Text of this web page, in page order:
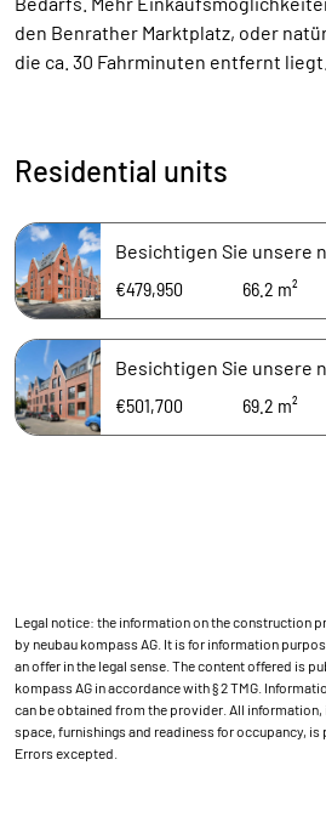
den Benrather Marktplatz, oder
die ca. 30 Fahrminuten entfernt liegt.
Residential units
€479,950
66.2 m²
€501,700
69.2 m²
Legal notice: the information on the construction
by neubau kompass AG. It is for information
an offer in the legal sense. The content offered is
kompass AG in accordance with § 2 TMG.
can be obtained from the provider. All
space, furnishings and readiness for occupancy,
Errors excepted.